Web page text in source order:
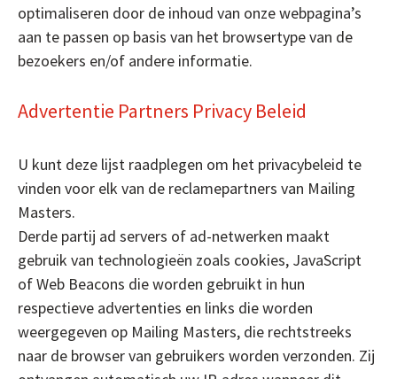
optimaliseren door de inhoud van onze webpagina’s
aan te passen op basis van het browsertype van de
bezoekers en/of andere informatie.
Advertentie Partners Privacy Beleid
U kunt deze lijst raadplegen om het privacybeleid te
vinden voor elk van de reclamepartners van Mailing
Masters.
Derde partij ad servers of ad-netwerken maakt
gebruik van technologieën zoals cookies, JavaScript
of Web Beacons die worden gebruikt in hun
respectieve advertenties en links die worden
weergegeven op Mailing Masters, die rechtstreeks
naar de browser van gebruikers worden verzonden. Zij